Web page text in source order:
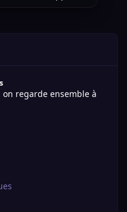
on regarde ensemble à